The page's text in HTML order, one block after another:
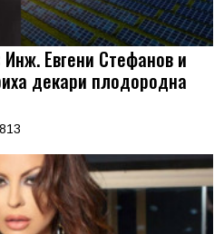
Евгени Стефанов и
декари плодородна